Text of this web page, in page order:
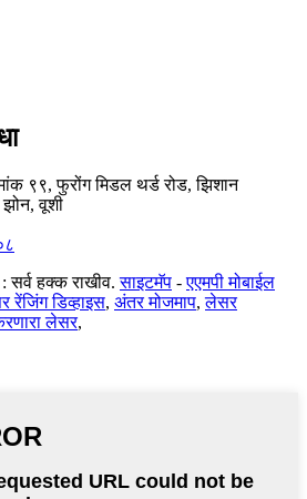
९९, फुरोंग मिडल थर्ड रोड, झिशान
वूशी
हक्क राखीव. साइटमॅप -एएमपी मोबाईल
रेंजिंग डिव्हाइस, अंतर मोजमाप,लेसर
लेसर,